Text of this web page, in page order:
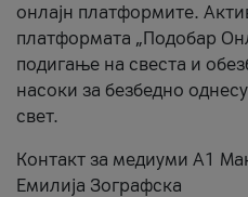
онлајн платформите.
платформата „Подобар
подигање на свеста и
насоки за безбедно
свет.
Контакт за медиуми А1
Емилија Зографска